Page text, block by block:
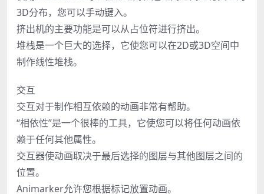
3D分布，您可以手动键入。
挤出机的主要功能是可以从占位符进行挤出。
堆栈是一个巨大的选择，它使您可以在2D或3D空间中
制作线性堆栈。
交互
交互对于制作相互依赖的动画非常有帮助。
“相依性”是一个很棒的工具，它使您可以将任何动画依
赖于任何其他属性。
交互器使动画取决于最后选择的图层与其他图层之间的
位置。
Animarker允许您根据标记放置动画。